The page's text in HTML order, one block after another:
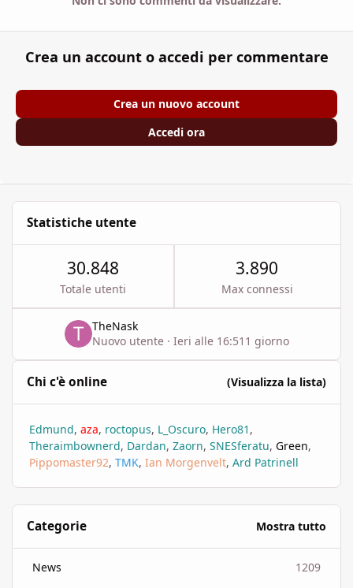
Crea un account o accedi per commentare
Crea un nuovo account
Accedi ora
Statistiche utente
30.848
Totale utenti
3.890
Max connessi
TheNask
Nuovo utente · Ieri alle 16:51 1 giorno
Chi c'è online (Visualizza la lista)
Edmund aza roctopus L_Oscuro Hero81
Theraimbownerd Dardan Zaorn SNESferatu Green
Pippomaster92 TMK Ian Morgenvelt Ard Patrinell
Categorie Mostra tutto
News
1209